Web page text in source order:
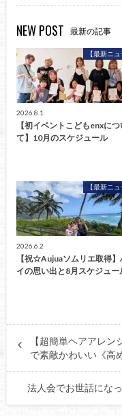
NEW POST 最新の記事
【最新ニュ
2026.8.1
【初イベントこどもenxにつ
て】10月のスケジュール
【最新ニュ
2026.6.2
【祝☆Aujuaソムリエ取得】
イの思い出と8月スケジュー
【超簡単ヘアアレ
で素敵かわいい《高
法人会でお世話にな